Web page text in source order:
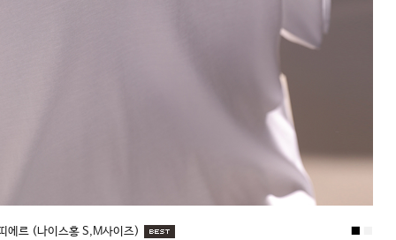
에르 (나이스홍 S,M사이즈)